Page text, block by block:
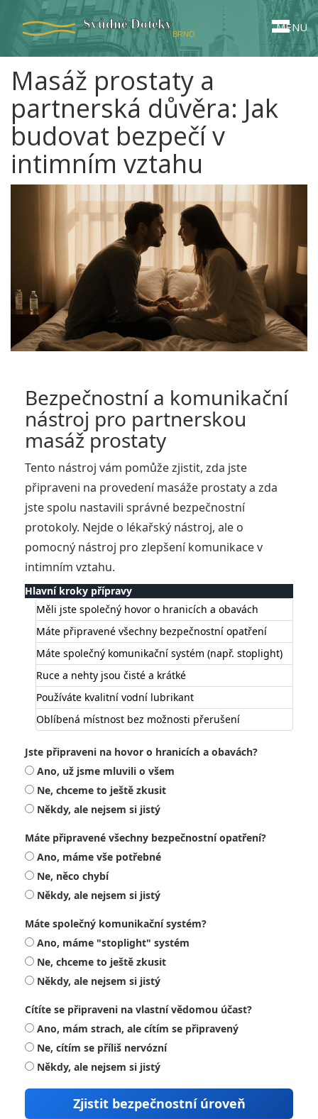
MENU
Masáž prostaty a
partnerská důvěra: Jak
budovat bezpečí v
intimním vztahu
Bezpečnostní a komunikační
nástroj pro partnerskou
masáž prostaty
Tento nástroj vám pomůže zjistit, zda jste
připraveni na provedení masáže prostaty a zda
jste spolu nastavili správné bezpečnostní
protokoly. Nejde o lékařský nástroj, ale o
pomocný nástroj pro zlepšení komunikace v
intimním vztahu.
Hlavní kroky přípravy
Měli jste společný hovor o hranicích a obavách
Máte připravené všechny bezpečnostní opatření
Máte společný komunikační systém (např. stoplight)
Ruce a nehty jsou čisté a krátké
Používáte kvalitní vodní lubrikant
Oblíbená místnost bez možnosti přerušení
Jste připraveni na hovor o hranicích a obavách?
Ano, už jsme mluvili o všem
Ne, chceme to ještě zkusit
Někdy, ale nejsem si jistý
Máte připravené všechny bezpečnostní opatření?
Ano, máme vše potřebné
Ne, něco chybí
Někdy, ale nejsem si jistý
Máte společný komunikační systém?
Ano, máme "stoplight" systém
Ne, chceme to ještě zkusit
Někdy, ale nejsem si jistý
Cítíte se připraveni na vlastní vědomou účast?
Ano, mám strach, ale cítím se připravený
Ne, cítím se příliš nervózní
Někdy, ale nejsem si jistý
Zjistit bezpečnostní úroveň